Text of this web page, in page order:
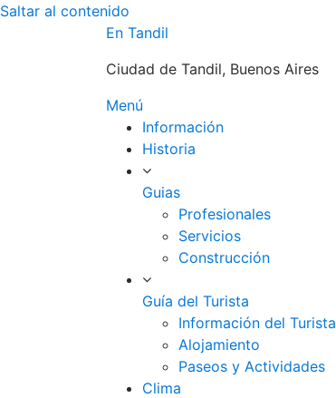
Saltar al contenido
En Tandil
Ciudad de Tandil, Buenos Aires
Menú
Información
Historia
Guias
Profesionales
Servicios
Construcción
Guía del Turista
Información del Turista
Alojamiento
Paseos y Actividades
Clima